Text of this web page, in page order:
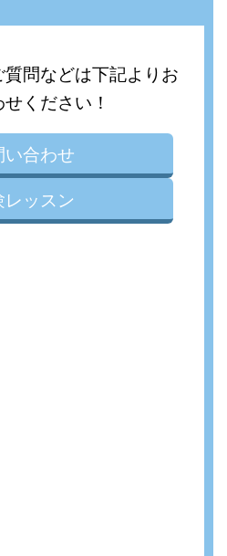
問などは下記よりお
ください！
い合わせ
レッスン